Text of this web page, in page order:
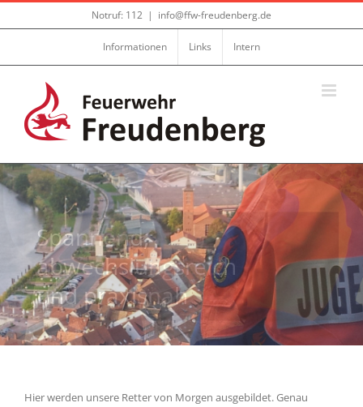
Zum
Notruf: 112 | info@ffw-freudenberg.de
Informationen Links Intern
Spannend,
abwechslungsreich
und praxisnah
Hier werden unsere Retter von Morgen ausgebildet. Genau